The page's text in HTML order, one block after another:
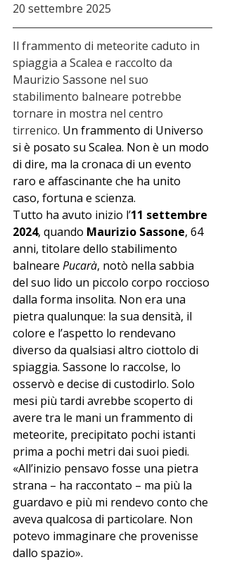
20 settembre 2025
Il frammento di meteorite caduto in
spiaggia a Scalea e raccolto da
Maurizio Sassone nel suo
stabilimento balneare potrebbe
tornare in mostra nel centro
tirrenico. Un frammento di Universo
si è posato su Scalea. Non è un modo
di dire, ma la cronaca di un evento
raro e affascinante che ha unito
caso, fortuna e scienza.
Tutto ha avuto inizio l’11 settembre
2024, quando Maurizio Sassone, 64
anni, titolare dello stabilimento
balneare Pucarà, notò nella sabbia
del suo lido un piccolo corpo roccioso
dalla forma insolita. Non era una
pietra qualunque: la sua densità, il
colore e l’aspetto lo rendevano
diverso da qualsiasi altro ciottolo di
spiaggia. Sassone lo raccolse, lo
osservò e decise di custodirlo. Solo
mesi più tardi avrebbe scoperto di
avere tra le mani un frammento di
meteorite, precipitato pochi istanti
prima a pochi metri dai suoi piedi.
«All’inizio pensavo fosse una pietra
strana – ha raccontato – ma più la
guardavo e più mi rendevo conto che
aveva qualcosa di particolare. Non
potevo immaginare che provenisse
dallo spazio».